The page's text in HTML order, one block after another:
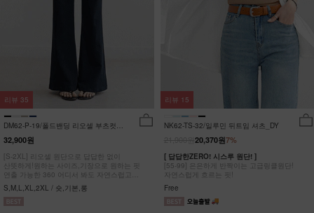
DM62-P-19/폴드밴딩 리오셀 부츠컷팬
츠_HR
32,900원
[S-2XL] 리오셀 원단으로 답답한 없이
산뜻하게!원하는 사이즈,기장으로 원하는 핏
연출 가능한 360 어디서 봐도 자연스럽고
균형잡힌 부츠컷 팬츠
S,M,L,XL,2XL / 숏,기본,롱
리뷰 35
NK62-TS-32/일루민 뒤트임 셔츠_DY
7%
20,370원
[ 답답한ZERO! 시스루 원단! ]
[55-99] 은은하게 반짝이는 고급링클원단!
자연스럽게 흐르는 핏!
Free
리뷰 15